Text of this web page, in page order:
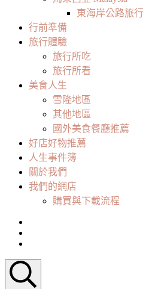
東海岸公路旅行
行前準備
旅行體驗
旅行所吃
旅行所看
美食人生
雪隆地區
其他地區
國外美食餐廳推薦
好店好物推薦
人生事件簿
關於我們
我們的網店
購買與下載流程